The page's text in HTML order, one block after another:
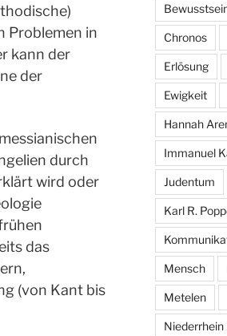
Problemen in
kann der
der
durch
wird oder
das
(von Kant bis
Chronos
Erlösung
Ewigkeit
Hannah
Immanuel
Judentum
Karl R.
Mensch
Metelen
Niederrhein